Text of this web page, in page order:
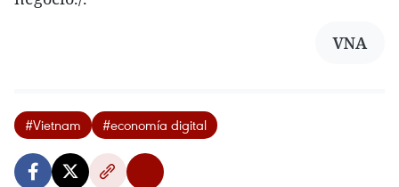
VNA
#Vietnam #economía digital